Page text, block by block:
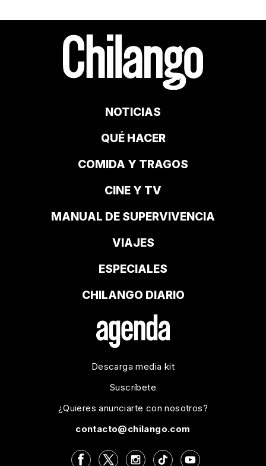
NOTICIAS
QUÉ HACER
COMIDA Y TRAGOS
CINE Y TV
MANUAL DE SUPERVIVENCIA
VIAJES
ESPECIALES
CHILANGO DIARIO
Descarga media kit
Suscríbete
¿Quieres anunciarte con nosotros?
contacto@chilango.com